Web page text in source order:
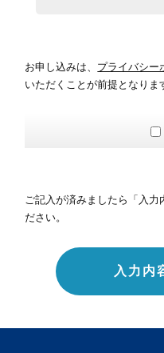
お申し込みは、 プライバシー
いただくことが前提となりま
ご記入が済みましたら「入力
ださい。